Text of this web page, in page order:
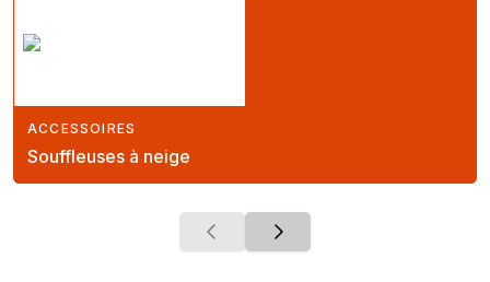
ACCESSOIRES
Souffleuses à neige